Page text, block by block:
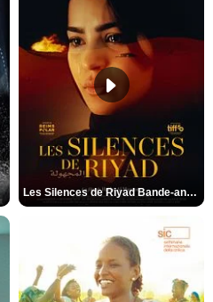
Les Silences de Riyad Bande-annonce VO STFR